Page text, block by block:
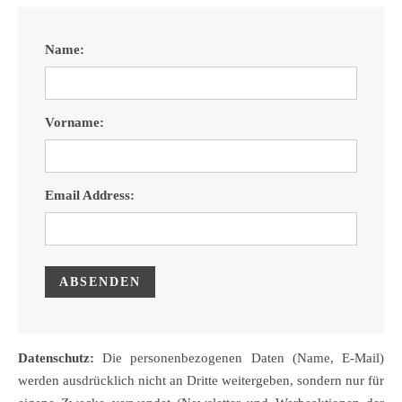
Name:
Vorname:
Email Address:
Datenschutz: Die personenbezogenen Daten (Name, E-Mail)
werden ausdrücklich nicht an Dritte weitergeben, sondern nur für